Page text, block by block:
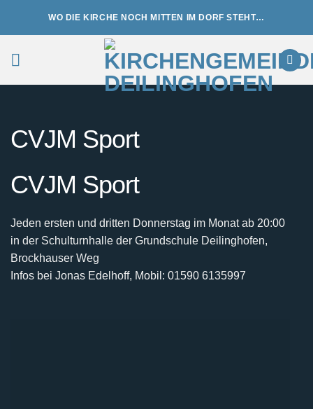
WO DIE KIRCHE NOCH MITTEN IM DORF STEHT…
CVJM Sport
CVJM Sport
Jeden ersten und dritten Donnerstag im Monat ab 20:00
in der Schulturnhalle der Grundschule Deilinghofen,
Brockhauser Weg
Infos bei Jonas Edelhoff, Mobil: 01590 6135997